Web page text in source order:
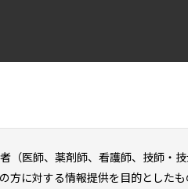
的な負担金額（目安）は
（医師、薬剤師、看護師、技師・
方に対する情報提供を目的とした